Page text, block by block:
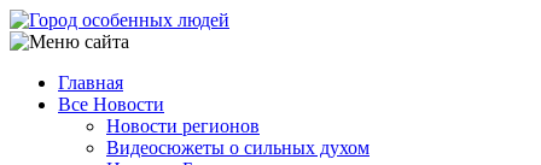
Перейти
к
содержанию
Main
navigation
Главная
Все Новости
Новости регионов
Видеосюжеты о сильных духом